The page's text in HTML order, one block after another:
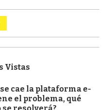
Vistas
cae la plataforma e-
el problema, qué
se resolverá?